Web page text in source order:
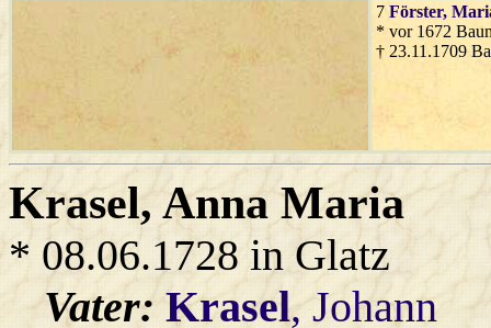
7 Förster,
* vor 1672
† 23.11.1709
Krasel, Anna Maria
* 08.06.1728 in Glatz
Vater:Krasel, Johann